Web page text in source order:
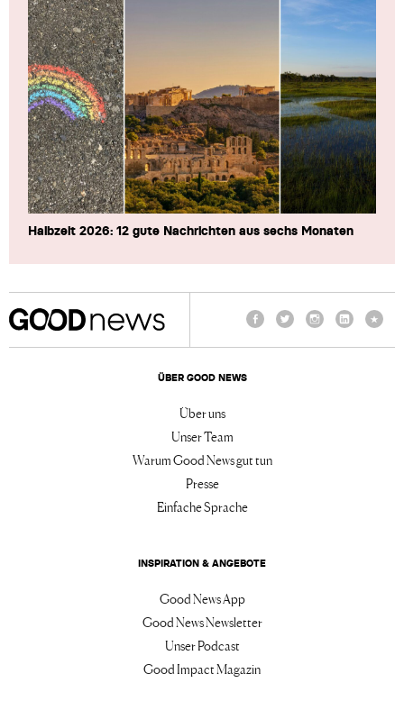
Halbzeit 2026: 12 gute Nachrichten aus sechs Monaten
ÜBER GOOD NEWS
Über uns
Unser Team
Warum Good News gut tun
Presse
Einfache Sprache
INSPIRATION & ANGEBOTE
Good News App
Good News Newsletter
Unser Podcast
Good Impact Magazin